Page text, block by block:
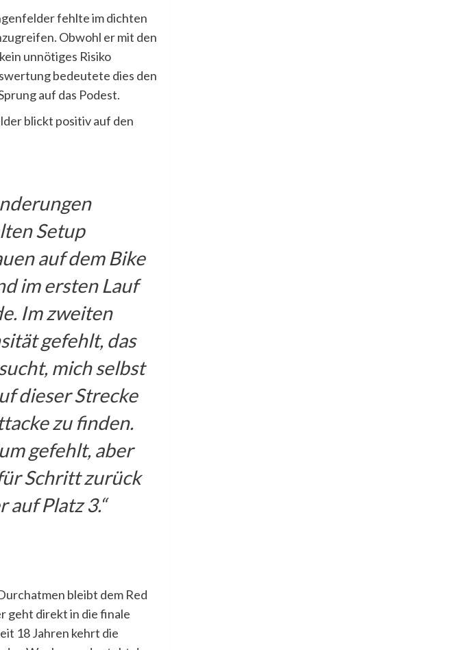
fehlte im dichten
Obwohl er mit den
unnötiges Risiko
bedeutete dies den
auf das Podest.
blickt positiv auf den
Setup
auf dem Bike
im ersten Lauf
Im zweiten
gefehlt, das
mich selbst
dieser Strecke
zu finden.
gefehlt, aber
Schritt zurück
Platz 3.“
bleibt dem Red
geht direkt in die finale
18 Jahren kehrt die